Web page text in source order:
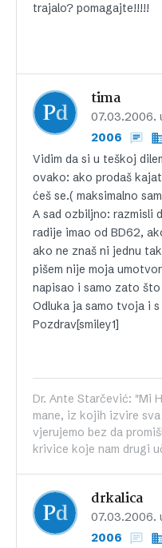
trajalo? pomagajte!!!!!
tima
07.03.2006.
2006
Vidim da si u teškoj
ovako: ako prodaš
ćeš se.( maksimalno
A sad ozbiljno: razmisli
radije imao od BD62,
ako ne znaš ni jednu
pišem nije moja
napisao i samo zato
Odluka ja samo tvoja i
Pozdrav[smiley1]
Dr. Ante Starčević: "Mi
mane, iz kojih izvire
vjerujemo bez da
krivice koje nam drugi
drkalica
07.03.2006.
2006